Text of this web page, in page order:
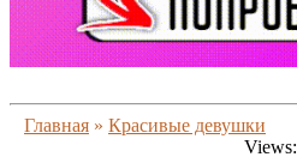
Главная » Красивые девушки
Views: